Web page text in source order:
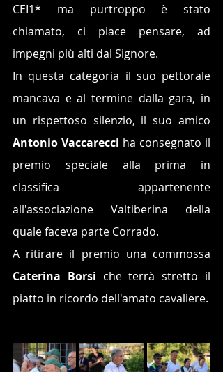
CEI1* ma purtroppo è stato
chiamato, ci piace pensare, ad
impegni più alti dal Signore.
In questa categoria il suo pettorale
mancava e al termine dalla gara, in
Antonio Vaccarecci ha consegnato il
premio speciale alla prima in
classifica appartenente
all'associazione Valtiberina della
quale faceva parte Corrado.
Caterina Borsi che terrà stretto il
piatto in ricordo dell'amato cavaliere.